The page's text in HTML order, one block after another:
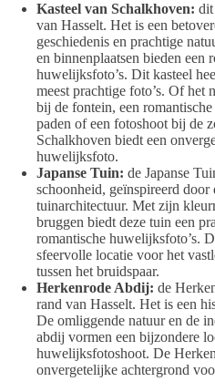
Kasteel van Schalkhoven: dit
van Hasselt. Het is een
geschiedenis en prachtige
en binnenplaatsen bieden een
huwelijksfoto’s. Dit kasteel
meest prachtige foto’s. Of het
bij de fontein, een
paden of een fotoshoot bij de
Schalkhoven biedt een
huwelijksfoto.
Japanse Tuin: de Japanse
schoonheid, geïnspireerd door
tuinarchitectuur. Met zijn
bruggen biedt deze tuin een
romantische huwelijksfoto’s.
sfeervolle locatie voor het
tussen het bruidspaar.
Herkenrode Abdij: de
rand van Hasselt. Het is een
De omliggende natuur en de
abdij vormen een bijzondere
huwelijksfotoshoot. De
onvergetelijke achtergrond